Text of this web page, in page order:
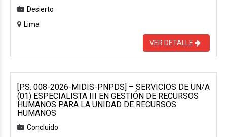
Desierto
Lima
VER DETALLE
[P.S. 008-2026-MIDIS-PNPDS] – SERVICIOS DE UN/A
(01) ESPECIALISTA III EN GESTIÓN DE RECURSOS
HUMANOS PARA LA UNIDAD DE RECURSOS
HUMANOS
Concluido